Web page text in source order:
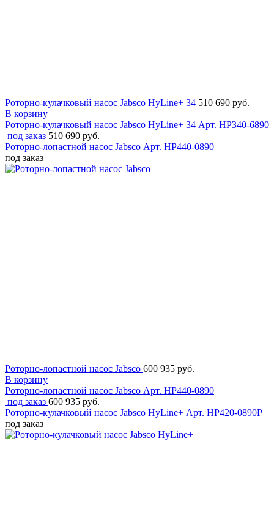
Роторно-кулачковый насос Jabsco HyLine+ 34 510 690 руб.
В корзину
Роторно-кулачковый насос Jabsco HyLine+ 34 Арт. HP340-6890
под заказ 510 690 руб.
Роторно-лопастной насос Jabsco Арт. HP440-0890
под заказ
Роторно-лопастной насос Jabsco 600 935 руб.
В корзину
Роторно-лопастной насос Jabsco Арт. HP440-0890
под заказ 600 935 руб.
Роторно-кулачковый насос Jabsco HyLine+ Арт. HP420-0890P
под заказ